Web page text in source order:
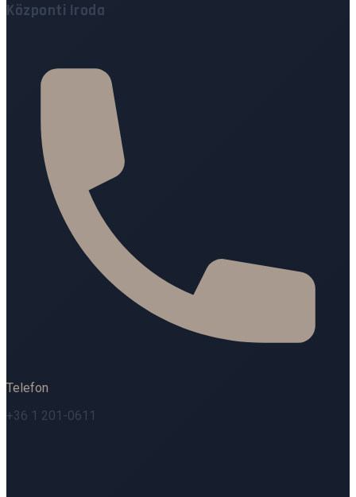
Központi Iroda
Telefon
+36 1 201-0611